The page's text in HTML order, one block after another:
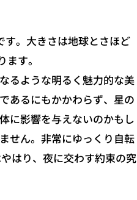
。大きさは地球とさほど
す。
るような明るく魅力的な美
あるにもかかわらず、星の
に影響を与えないのかもし
せん。非常にゆっくり自転
はり、夜に交わす約束の究